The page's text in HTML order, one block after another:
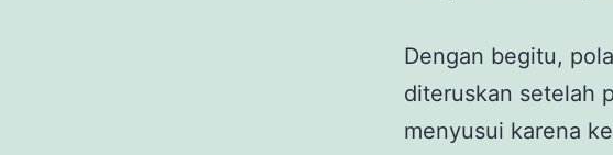
Dengan begitu,
diteruskan setelah
menyusui karena